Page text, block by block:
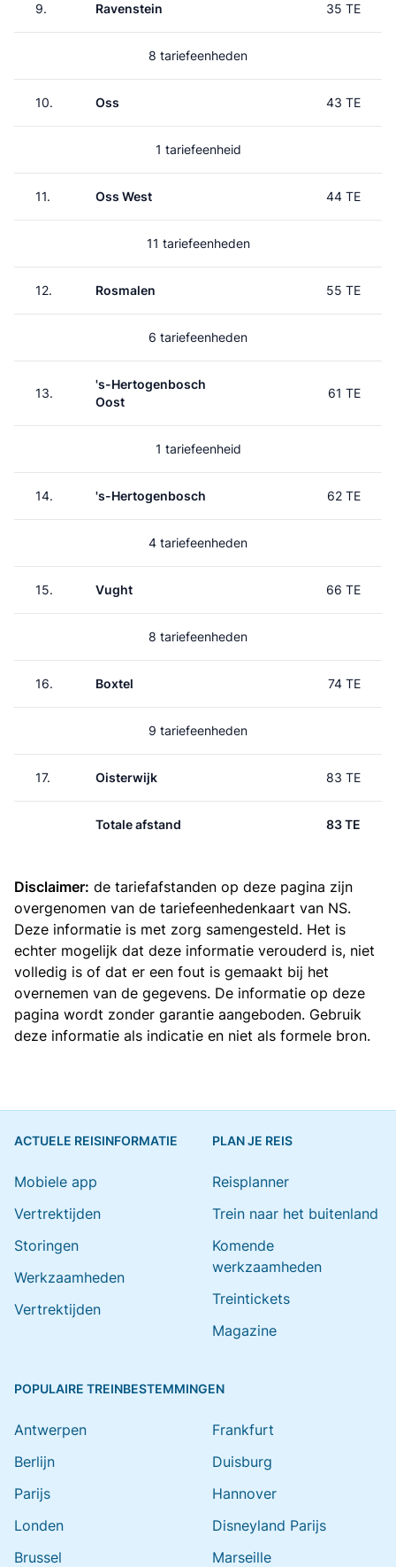
9. Ravenstein 35 TE
8 tariefeenheden
10. Oss 43 TE
1 tariefeenheid
11. Oss West 44 TE
11 tariefeenheden
12. Rosmalen 55 TE
6 tariefeenheden
13.
's-Hertogenbosch
Oost
61 TE
1 tariefeenheid
14. 's-Hertogenbosch 62 TE
4 tariefeenheden
15. Vught 66 TE
8 tariefeenheden
16. Boxtel 74 TE
9 tariefeenheden
17. Oisterwijk 83 TE
Totale afstand 83 TE
Disclaimer: de tariefafstanden op deze pagina zijn
overgenomen van de tariefeenhedenkaart van NS.
Deze informatie is met zorg samengesteld. Het is
echter mogelijk dat deze informatie verouderd is, niet
volledig is of dat er een fout is gemaakt bij het
overnemen van de gegevens. De informatie op deze
pagina wordt zonder garantie aangeboden. Gebruik
deze informatie als indicatie en niet als formele bron.
ACTUELE REISINFORMATIE
Mobiele app
Vertrektijden
Storingen
Werkzaamheden
Vertrektijden
PLAN JE REIS
Reisplanner
Trein naar het buitenland
Komende
werkzaamheden
Treintickets
Magazine
POPULAIRE TREINBESTEMMINGEN
Antwerpen
Berlijn
Parijs
Londen
Brussel
Frankfurt
Duisburg
Hannover
Disneyland Parijs
Marseille